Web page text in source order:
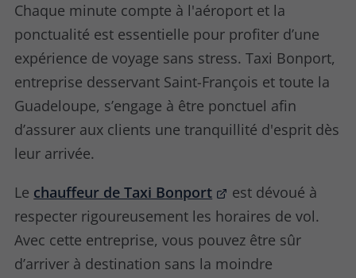
Chaque minute compte à l'aéroport et la
ponctualité est essentielle pour profiter d’une
expérience de voyage sans stress. Taxi Bonport,
entreprise desservant Saint-François et toute la
Guadeloupe, s’engage à être ponctuel afin
d’assurer aux clients une tranquillité d'esprit dès
leur arrivée.
Le chauffeur de Taxi Bonport
est dévoué à
respecter rigoureusement les horaires de vol.
Avec cette entreprise, vous pouvez être sûr
d’arriver à destination sans la moindre